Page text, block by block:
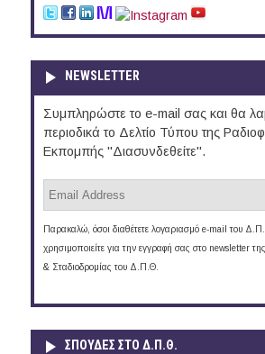
NEWSLETTER
Συμπληρώστε το e-mail σας και θα
περιοδικά το Δελτίο Τύπου της
Εκπομπής "Διασυνδεθείτε".
Παρακαλώ, όσοι διαθέτετε λογαριασμό e-mail του
χρησιμοποιείτε για την εγγραφή σας στο newsletter
& Σταδιοδρομίας του Δ.Π.Θ.
ΣΠΟΥΔΈΣ ΣΤΟ Δ.Π.Θ.